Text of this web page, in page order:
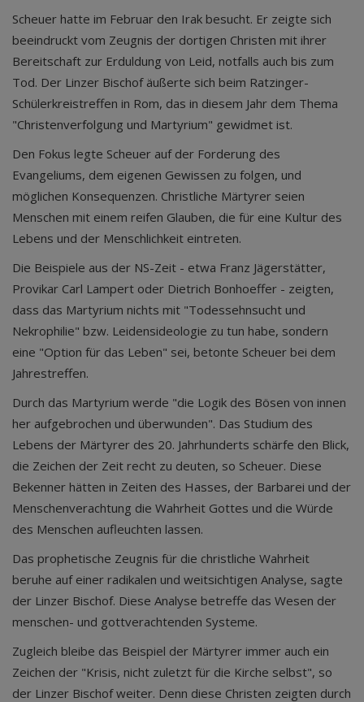
Scheuer hatte im Februar den Irak besucht. Er zeigte sich
beeindruckt vom Zeugnis der dortigen Christen mit ihrer
Bereitschaft zur Erduldung von Leid, notfalls auch bis zum
Tod. Der Linzer Bischof äußerte sich beim Ratzinger-
Schülerkreistreffen in Rom, das in diesem Jahr dem Thema
"Christenverfolgung und Martyrium" gewidmet ist.
Den Fokus legte Scheuer auf der Forderung des
Evangeliums, dem eigenen Gewissen zu folgen, und
möglichen Konsequenzen. Christliche Märtyrer seien
Menschen mit einem reifen Glauben, die für eine Kultur des
Lebens und der Menschlichkeit eintreten.
Die Beispiele aus der NS-Zeit - etwa Franz Jägerstätter,
Provikar Carl Lampert oder Dietrich Bonhoeffer - zeigten,
dass das Martyrium nichts mit "Todessehnsucht und
Nekrophilie" bzw. Leidensideologie zu tun habe, sondern
eine "Option für das Leben" sei, betonte Scheuer bei dem
Jahrestreffen.
Durch das Martyrium werde "die Logik des Bösen von innen
her aufgebrochen und überwunden". Das Studium des
Lebens der Märtyrer des 20. Jahrhunderts schärfe den Blick,
die Zeichen der Zeit recht zu deuten, so Scheuer. Diese
Bekenner hätten in Zeiten des Hasses, der Barbarei und der
Menschenverachtung die Wahrheit Gottes und die Würde
des Menschen aufleuchten lassen.
Das prophetische Zeugnis für die christliche Wahrheit
beruhe auf einer radikalen und weitsichtigen Analyse, sagte
der Linzer Bischof. Diese Analyse betreffe das Wesen der
menschen- und gottverachtenden Systeme.
Zugleich bleibe das Beispiel der Märtyrer immer auch ein
Zeichen der "Krisis, nicht zuletzt für die Kirche selbst", so
der Linzer Bischof weiter. Denn diese Christen zeigten durch